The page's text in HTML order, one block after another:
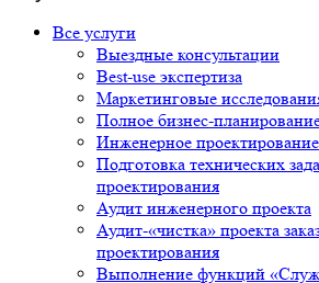
Все услуги
Выездные консультации
Best-use экспертиза
Маркетинговые
Полное бизнес-
Инженерное проектирование
Подготовка технических
проектирования
Аудит инженерного проекта
Аудит-«чистка» проекта
проектирования
Выполнение функций